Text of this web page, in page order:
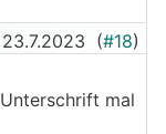
Es wurde
Stunden
23.7.2023 (#18)
mal